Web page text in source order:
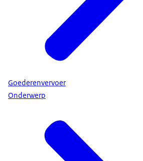
Goederenvervoer
Onderwerp